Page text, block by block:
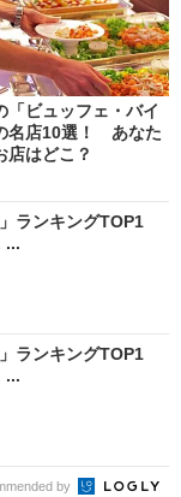
「ビュッフェ・バイ
名店10選！ あなた
店はどこ？
ランキングTOP1
...
ランキングTOP1
...
by